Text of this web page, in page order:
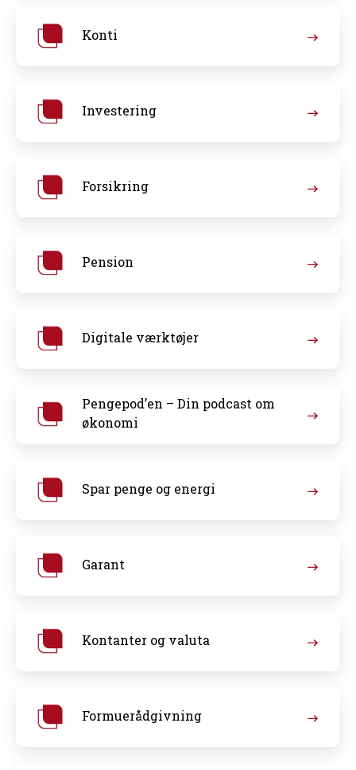
Konti
Investering
Forsikring
Pension
Digitale værktøjer
Pengepod’en – Din podcast om
økonomi
Spar penge og energi
Garant
Kontanter og valuta
Formuerådgivning